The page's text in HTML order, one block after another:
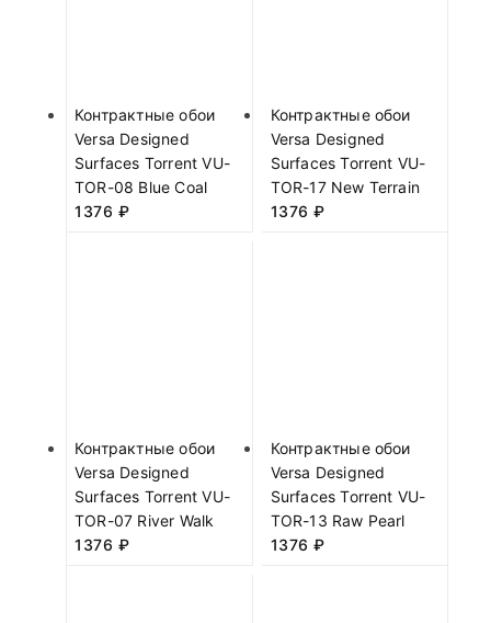
Контрактные обои
Versa Designed
Surfaces Torrent VU-
TOR-08 Blue Coal
1376 ₽
Контрактные обои
Versa Designed
Surfaces Torrent VU-
TOR-17 New Terrain
1376 ₽
Контрактные обои
Versa Designed
Surfaces Torrent VU-
TOR-07 River Walk
1376 ₽
Контрактные обои
Versa Designed
Surfaces Torrent VU-
TOR-13 Raw Pearl
1376 ₽